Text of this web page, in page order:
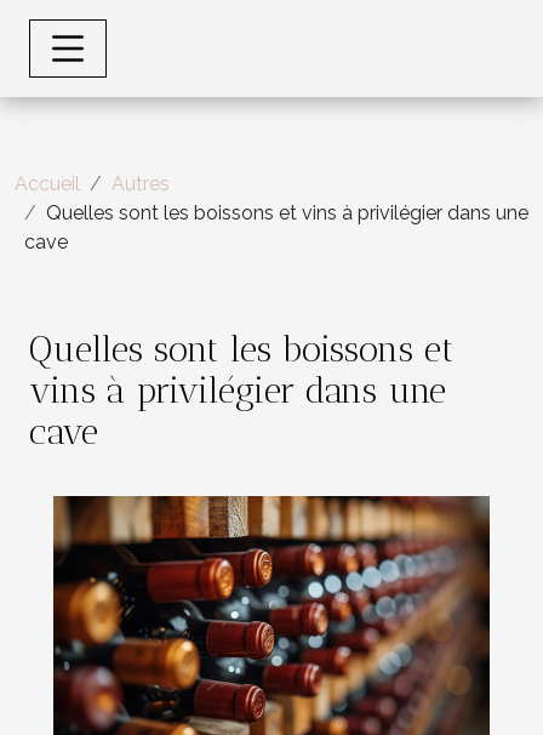
Accueil
Autres
Quelles sont les boissons et vins à privilégier dans une
cave
Quelles sont les boissons et
vins à privilégier dans une
cave